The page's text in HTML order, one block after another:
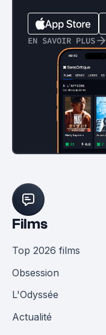
EN SAVOIR PLUS
Films
Top 2026 films
Obsession
L'Odyssée
Actualité